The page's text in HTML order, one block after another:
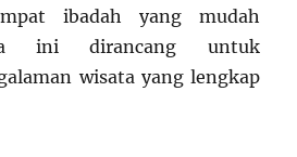
ibadah yang mudah
ini dirancang untuk
wisata yang lengkap